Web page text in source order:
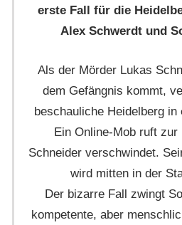
erste Fall für die
Alex Schwerdt und
Als der Mörder Lukas
dem Gefängnis kommt,
beschauliche Heidelberg
Ein Online-Mob ruft
Schneider verschwindet.
wird mitten in der
Der bizarre Fall zwingt
kompetente, aber